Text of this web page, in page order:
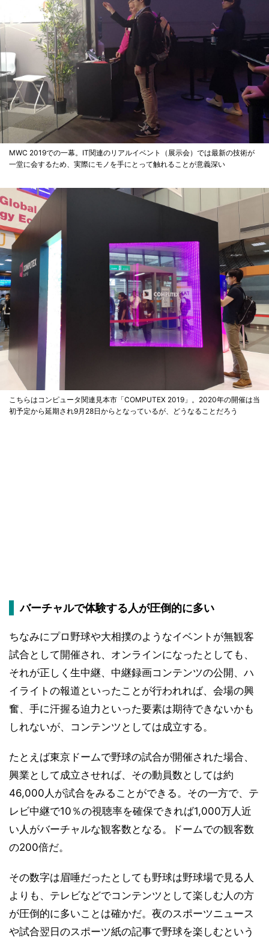
MWC 2019での一幕。IT関連のリアルイベント（展示会）では最新の技術が
一堂に会するため、実際にモノを手にとって触れることが意義深い
こちらはコンピュータ関連見本市「COMPUTEX 2019」。2020年の開催は当
初予定から延期され9月28日からとなっているが、どうなることだろう
バーチャルで体験する人が圧倒的に多い
ちなみにプロ野球や大相撲のようなイベントが無観客
試合として開催され、オンラインになったとしても、
それが正しく生中継、中継録画コンテンツの公開、ハ
イライトの報道といったことが行われれば、会場の興
奮、手に汗握る迫力といった要素は期待できないかも
しれないが、コンテンツとしては成立する。
たとえば東京ドームで野球の試合が開催された場合、
興業として成立させれば、その動員数としては約
46,000人が試合をみることができる。その一方で、テ
レビ中継で10％の視聴率を確保できれば1,000万人近
い人がバーチャルな観客数となる。ドームでの観客数
の200倍だ。
その数字は眉唾だったとしても野球は野球場で見る人
よりも、テレビなどでコンテンツとして楽しむ人の方
が圧倒的に多いことは確かだ。夜のスポーツニュース
や試合翌日のスポーツ紙の記事で野球を楽しむという